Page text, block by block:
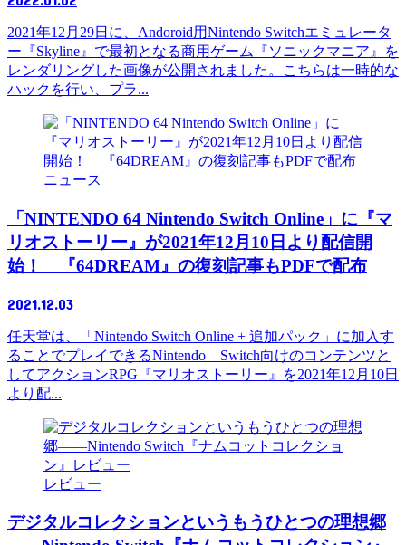
2021年12月29日に、Andoroid用Nintendo Switchエミュレータ
ー『Skyline』で最初となる商用ゲーム『ソニックマニア』を
レンダリングした画像が公開されました。こちらは一時的な
ハックを行い、プラ...
ニュース
「NINTENDO 64 Nintendo Switch Online」に『マ
リオストーリー』が2021年12月10日より配信開
始！ 『64DREAM』の復刻記事もPDFで配布
2021.12.03
任天堂は、「Nintendo Switch Online + 追加パック」に加入す
ることでプレイできるNintendo Switch向けのコンテンツと
してアクションRPG『マリオストーリー』を2021年12月10日
より配...
レビュー
デジタルコレクションというもうひとつの理想郷